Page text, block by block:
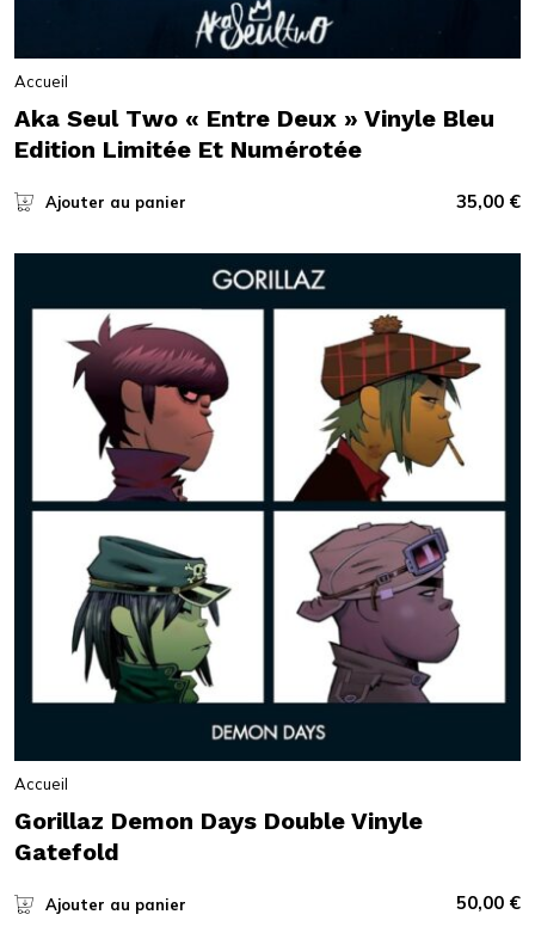
Accueil
Aka Seul Two « Entre Deux » Vinyle Bleu
Edition Limitée Et Numérotée
Ajouter au panier 35,00 €
Accueil
Gorillaz Demon Days Double Vinyle
Gatefold
Ajouter au panier 50,00 €